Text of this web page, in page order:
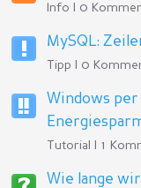
Info | 0
MySQL:
Tipp | 0
Windows
Tutorial | 1
Wie lange